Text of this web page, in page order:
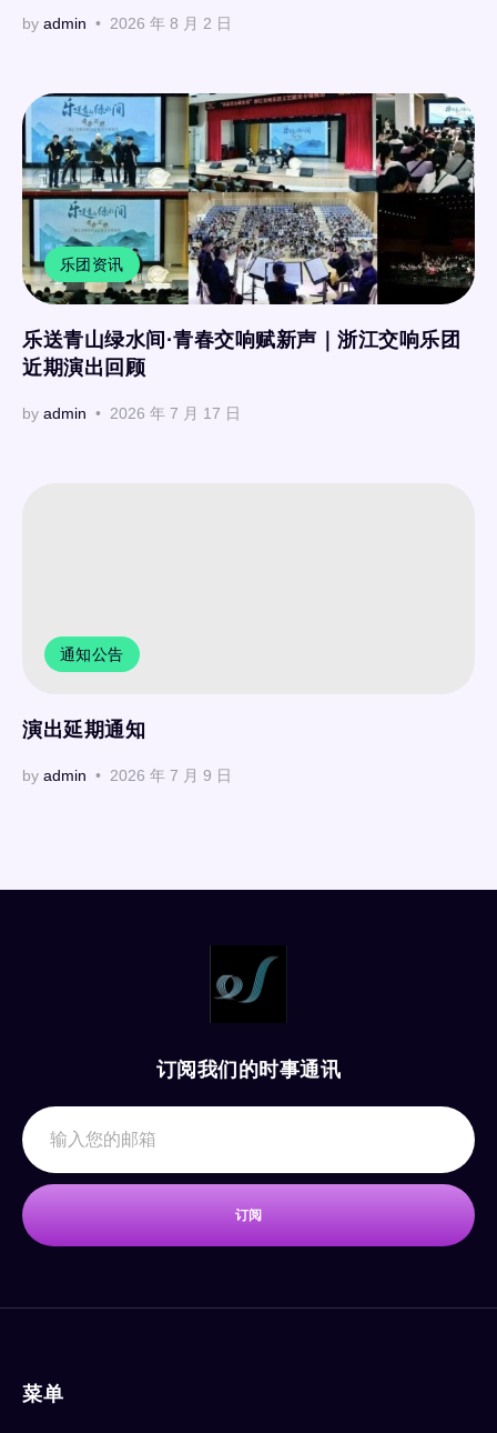
by admin 2026 年 8 月 2 日
乐团资讯
乐送青山绿水间·青春交响赋新声｜浙江交响乐团
近期演出回顾
by admin 2026 年 7 月 17 日
通知公告
演出延期通知
by admin 2026 年 7 月 9 日
订阅我们的时事通讯
订阅
菜单